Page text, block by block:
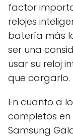
factor
relojes
batería más
ser una
usar su reloj
que cargarlo.
En cuanto a
completos en
Samsung